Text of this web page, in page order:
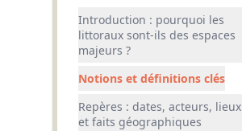
Introduction : pourquoi les
littoraux sont-ils des espaces
majeurs ?
Notions et définitions clés
Repères : dates, acteurs, lieux
et faits géographiques